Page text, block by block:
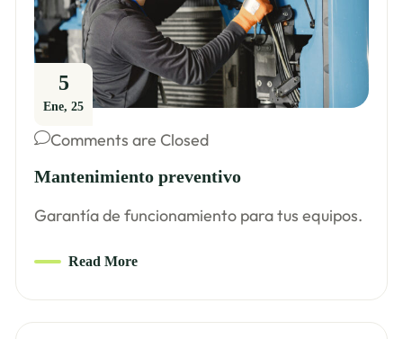
5
Ene, 25
Comments are Closed
Mantenimiento preventivo
Garantía de funcionamiento para tus equipos.
Read More